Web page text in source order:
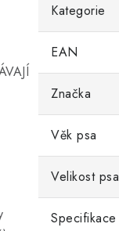
Kategorie
EAN
Značka
Věk psa
Velikost psa
Specifikace